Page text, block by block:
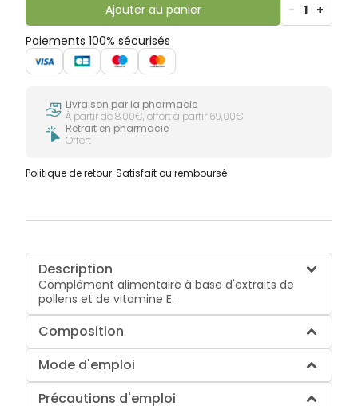
Ajouter au panier - 1 +
Paiements 100% sécurisés
Livraison par la pharmacie
À partir de 8,00€, offert à partir 69,00€
Retrait en pharmacie
Offert
Politique de retour Satisfait ou remboursé
Description
Complément alimentaire à base d'extraits de
pollens et de vitamine E.
Composition
Mode d'emploi
Précautions d'emploi